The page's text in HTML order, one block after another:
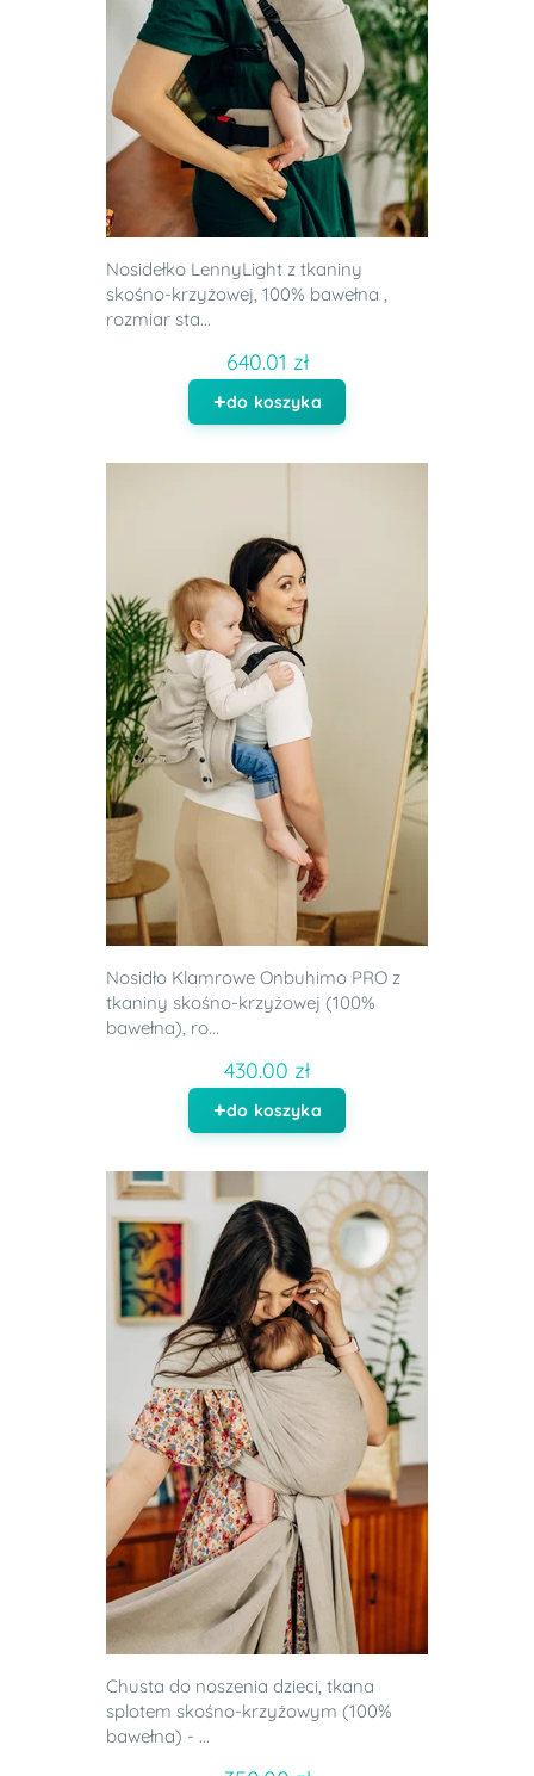
Nosidełko LennyLight z tkaniny
skośno-krzyżowej, 100% bawełna ,
rozmiar sta...
640.01 zł
do koszyka
Nosidło Klamrowe Onbuhimo PRO z
tkaniny skośno-krzyżowej (100%
bawełna), ro...
430.00 zł
do koszyka
Chusta do noszenia dzieci, tkana
splotem skośno-krzyżowym (100%
bawełna) - ...